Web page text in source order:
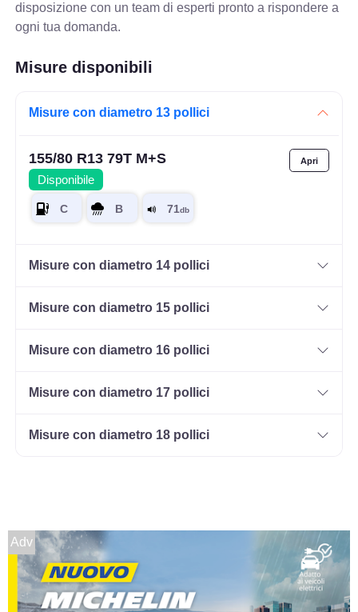
disposizione con un team di esperti pronto a rispondere a
ogni tua domanda.
Misure disponibili
Misure con diametro 13 pollici
155/80 R13 79T M+S
Disponibile
Misure con diametro 14 pollici
Misure con diametro 15 pollici
Misure con diametro 16 pollici
Misure con diametro 17 pollici
Misure con diametro 18 pollici
Adv